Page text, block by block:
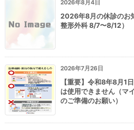
2026年8月4日
2026年8月の休診のお
整形外科 8/7〜8/12）
2026年7月26日
【重要】令和8年8月1
は使用できません（マ
のご準備のお願い）